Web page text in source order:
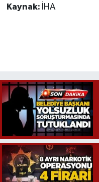
Kaynak: İHA
SİYASET
Spor
Ulusal
Yaşam